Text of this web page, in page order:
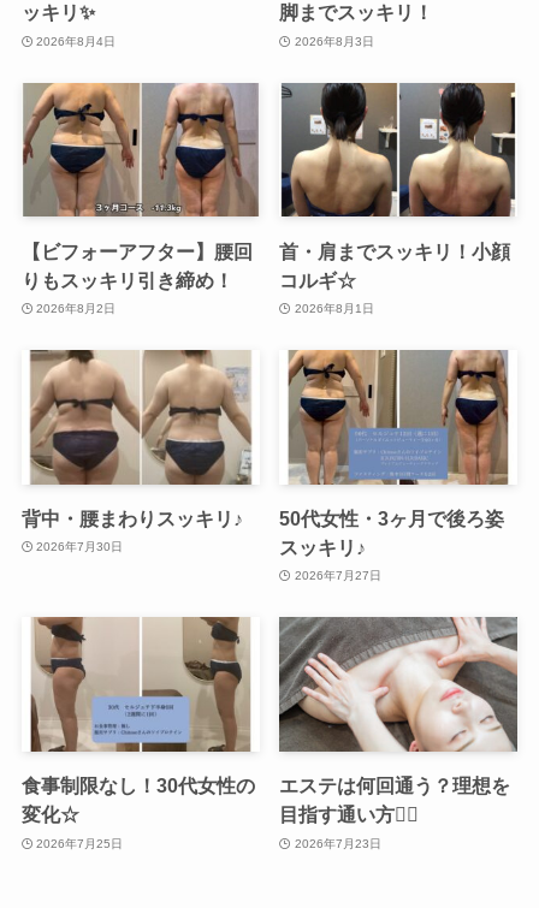
ッキリ✨
2026年8月4日
脚までスッキリ！
2026年8月3日
【ビフォーアフター】腰回
りもスッキリ引き締め！
2026年8月2日
首・肩までスッキリ！小顔
コルギ☆
2026年8月1日
背中・腰まわりスッキリ♪
2026年7月30日
50代女性・3ヶ月で後ろ姿
スッキリ♪
2026年7月27日
食事制限なし！30代女性の
変化☆
2026年7月25日
エステは何回通う？理想を
目指す通い方💆‍♀️
2026年7月23日